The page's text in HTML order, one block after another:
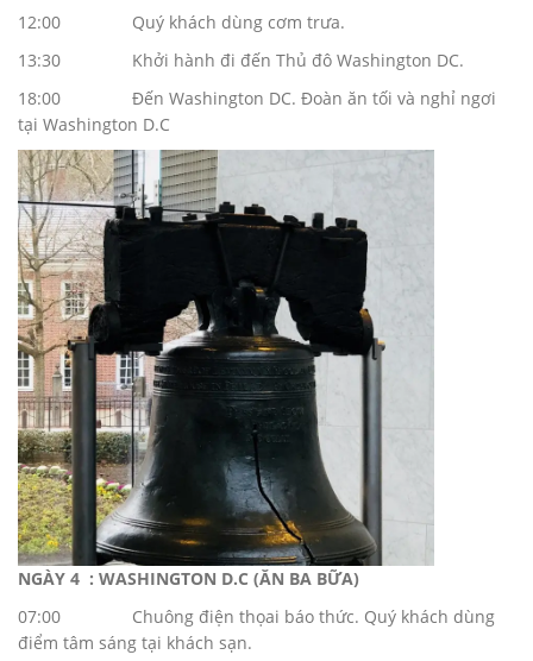
12:00 Quý khách dùng cơm trưa.
13:30 Khởi hành đi đến Thủ đô Washington DC.
18:00 Đến Washington DC. Đoàn ăn tối và nghỉ ngơi
tại Washington D.C
NGÀY 4 : WASHINGTON D.C (ĂN BA BỮA)
07:00 Chuông điện thọai báo thức. Quý khách dùng
điểm tâm sáng tại khách sạn.